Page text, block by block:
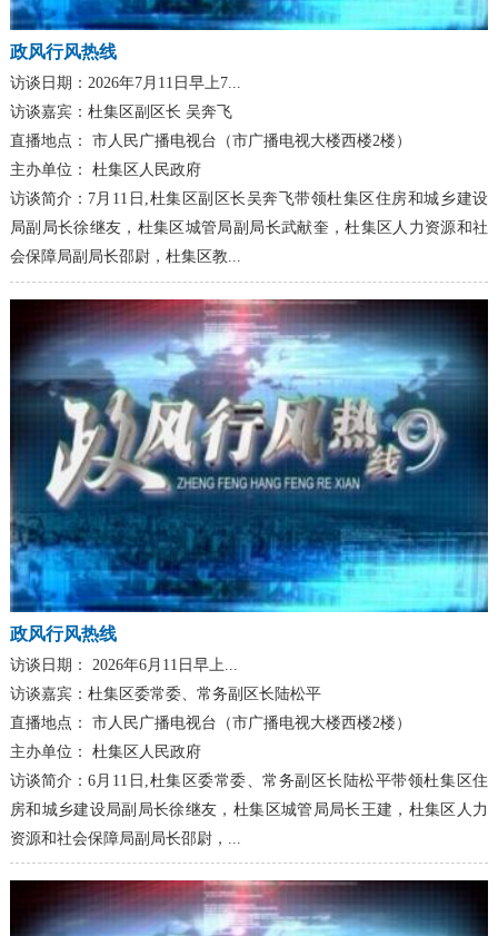
政风行风热线
访谈日期： 2026年7月11日早上7...
访谈嘉宾： 杜集区副区长 吴奔飞
直播地点：
市人民广播电视台（市广播电视大楼西楼2楼）
主办单位：
杜集区人民政府
访谈简介： 7月11日,杜集区副区长吴奔飞带领杜集区住房和城乡建设
局副局长徐继友，杜集区城管局副局长武献奎，杜集区人力资源和社
会保障局副局长邵尉，杜集区教...
政风行风热线
访谈日期：
2026年6月11日早上...
访谈嘉宾： 杜集区委常委、常务副区长陆松平
直播地点：
市人民广播电视台（市广播电视大楼西楼2楼）
主办单位：
杜集区人民政府
访谈简介： 6月11日,杜集区委常委、常务副区长陆松平带领杜集区住
房和城乡建设局副局长徐继友，杜集区城管局局长王建，杜集区人力
资源和社会保障局副局长邵尉，...